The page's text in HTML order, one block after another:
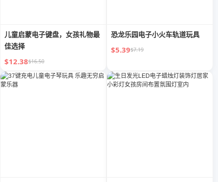
儿童启蒙电子键盘，女孩礼物最
佳选择
$12.38$16.50
恐龙乐园电子小火车轨道玩具
$5.39$7.19